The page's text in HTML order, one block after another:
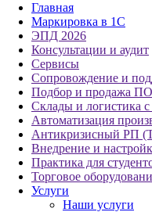
Главная
Маркировка в 1С
ЭПД 2026
Консультации и аудит
Сервисы
Сопровождение и
Подбор и продажа
Склады и логистика
Автоматизация
Антикризисный РП
Внедрение и
Практика для
Торговое
Услуги
Наши услуги